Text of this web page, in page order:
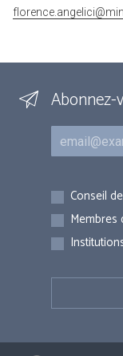
Abonnez-
Courriel
Inscriptions
Conseil